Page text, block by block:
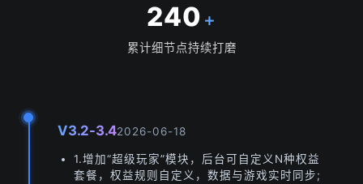
240 +
累计细节点持续打磨
V3.2-3.42026-06-18
1.增加“超级玩家”模块，后台可自定义N种权益
套餐，权益规则自定义，数据与游戏实时同步;